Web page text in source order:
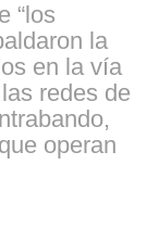
“los
la
en la vía
redes de
operan